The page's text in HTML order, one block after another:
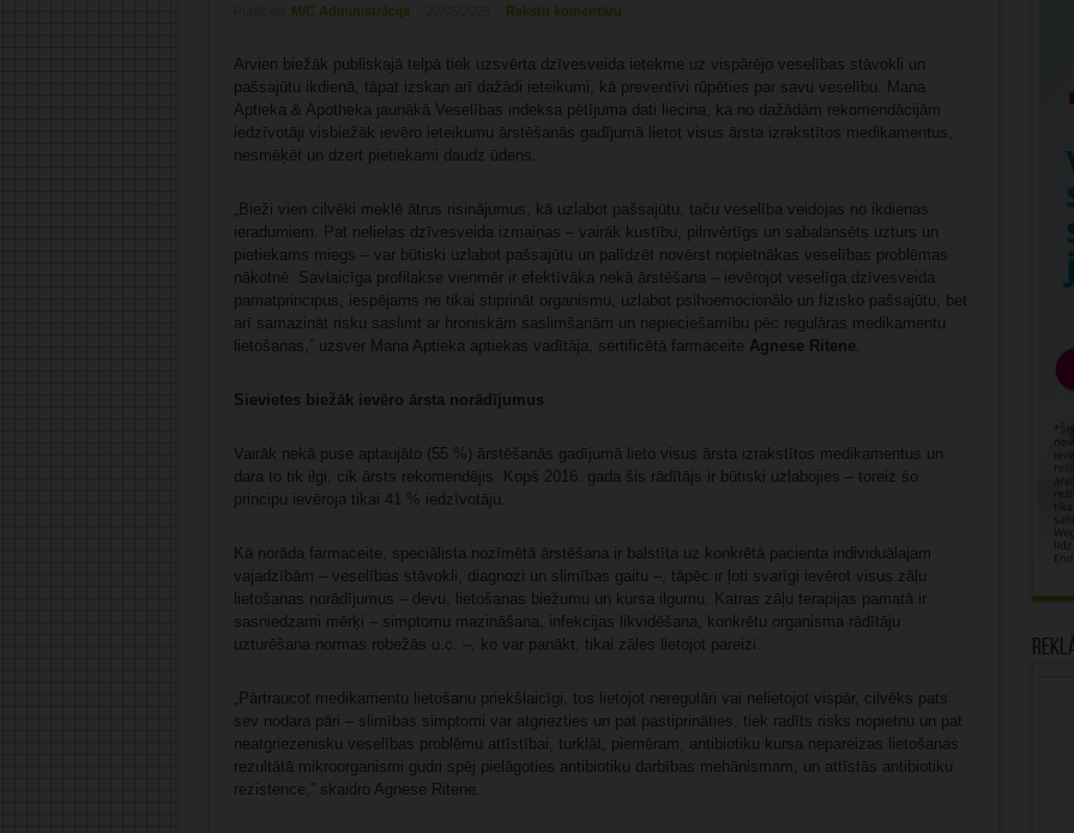
MIC Administrācija Rakstīt komentāru
Arvien biežāk publiskajā telpā tiek uzsvērta dzīvesveida ietekme uz vispārējo veselības stāvokli un
pašsajūtu ikdienā, tāpat izskan arī dažādi ieteikumi, kā preventīvi rūpēties par savu veselību. Mana
Aptieka & Apotheka jaunākā Veselības indeksa pētījuma dati liecina, ka no dažādām rekomendācijām
iedzīvotāji visbiežāk ievēro ieteikumu ārstēšanās gadījumā lietot visus ārsta izrakstītos medikamentus,
nesmēķēt un dzert pietiekami daudz ūdens.
„Bieži vien cilvēki meklē ātrus risinājumus, kā uzlabot pašsajūtu, taču veselība veidojas no ikdienas
ieradumiem. Pat nelielas dzīvesveida izmaiņas – vairāk kustību, pilnvērtīgs un sabalansēts uzturs un
pietiekams miegs – var būtiski uzlabot pašsajūtu un palīdzēt novērst nopietnākas veselības problēmas
nākotnē. Savlaicīga profilakse vienmēr ir efektīvāka nekā ārstēšana – ievērojot veselīga dzīvesveida
pamatprincipus, iespējams ne tikai stiprināt organismu, uzlabot psihoemocionālo un fizisko pašsajūtu, bet
arī samazināt risku saslimt ar hroniskām saslimšanām un nepieciešamību pēc regulāras medikamentu
lietošanas,” uzsver Mana Aptieka aptiekas vadītāja, sertificētā farmaceite Agnese Ritene.
Sievietes biežāk ievēro ārsta norādījumus
Vairāk nekā puse aptaujāto (55 %) ārstēšanās gadījumā lieto visus ārsta izrakstītos medikamentus un
dara to tik ilgi, cik ārsts rekomendējis. Kopš 2016. gada šis rādītājs ir būtiski uzlabojies – toreiz šo
principu ievēroja tikai 41 % iedzīvotāju.
Kā norāda farmaceite, speciālista nozīmētā ārstēšana ir balstīta uz konkrētā pacienta individuālajam
vajadzībām – veselības stāvokli, diagnozi un slimības gaitu –, tāpēc ir ļoti svarīgi ievērot visus zāļu
lietošanas norādījumus – devu, lietošanas biežumu un kursa ilgumu. Katras zāļu terapijas pamatā ir
sasniedzami mērķi – simptomu mazināšana, infekcijas likvidēšana, konkrētu organisma rādītāju
uzturēšana normas robežās u.c. –, ko var panākt, tikai zāles lietojot pareizi.
„Pārtraucot medikamentu lietošanu priekšlaicīgi, tos lietojot neregulāri vai nelietojot vispār, cilvēks pats
sev nodara pāri – slimības simptomi var atgriezties un pat pastiprināties, tiek radīts risks nopietnu un pat
neatgriezenisku veselības problēmu attīstībai, turklāt, piemēram, antibiotiku kursa nepareizas lietošanas
rezultātā mikroorganismi gudri spēj pielāgoties antibiotiku darbības mehānismam, un attīstās antibiotiku
rezistence,” skaidro Agnese Ritene.